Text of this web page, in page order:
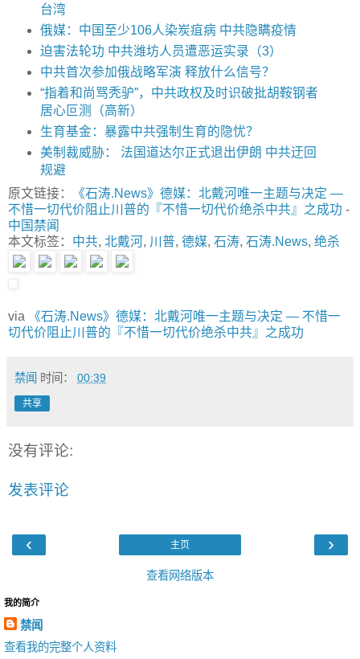
台湾
俄媒：中国至少106人染炭疽病 中共隐瞒疫情
迫害法轮功 中共潍坊人员遭恶运实录（3）
中共首次参加俄战略军演 释放什么信号？
“指着和尚骂秃驴”，中共政权及时识破批胡鞍钢者
居心叵测（高新）
生育基金：暴露中共强制生育的隐忧？
美制裁威胁： 法国道达尔正式退出伊朗 中共迂回
规避
原文链接：
《石涛.News》德媒：北戴河唯一主题与决定 —
不惜一切代价阻止川普的『不惜一切代价绝杀中共』之成功 -
中国禁闻
本文标签： 中共, 北戴河, 川普, 德媒, 石涛, 石涛.News, 绝杀
via
《石涛.News》德媒：北戴河唯一主题与决定 — 不惜一
切代价阻止川普的『不惜一切代价绝杀中共』之成功
禁闻 时间： 00:39
共享
没有评论:
发表评论
‹ ›
主页
查看网络版本
我的简介
禁闻
查看我的完整个人资料